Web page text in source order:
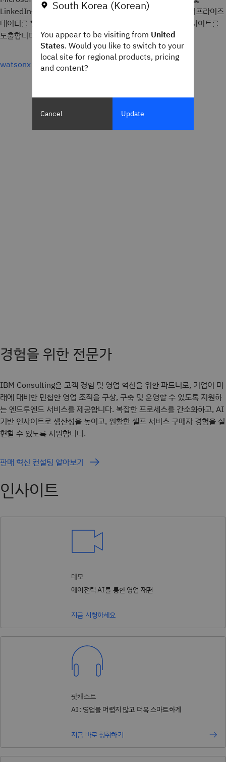
LinkedIn을 비롯한 기존 툴과 원활하게 통합됩니다. 또한 엔터프라이즈
데이터를 활용하여 대규모 최적화와 생산성을 위한 실시간 인사이트를
도출합니다.
watsonx Sales Agents 살펴보기
경험을 위한 전문가
IBM Consulting은 고객 경험 및 영업 혁신을 위한 파트너로, 기업이 미
래에 대비한 민첩한 영업 조직을 구상, 구축 및 운영할 수 있도록 지원하
는 엔드투엔드 서비스를 제공합니다. 복잡한 프로세스를 간소화하고, AI
기반 인사이트로 생산성을 높이고, 원활한 셀프 서비스 구매자 경험을 실
현할 수 있도록 지원합니다.
판매 혁신 컨설팅 알아보기
인사이트
데모
에이전틱 AI를 통한 영업 재편
지금 시청하세요
팟캐스트
AI: 영업을 어렵지 않고 더욱 스마트하게
지금 바로 청취하기
South Korea (Korean)
You appear to be visiting from United
States. Would you like to switch to your
local site for regional products, pricing
and content?
Cancel Update